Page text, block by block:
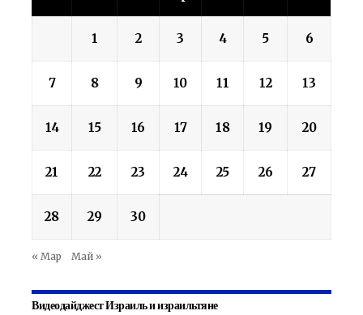
1 2 3 4 5 6
7 8 9 10 11 12 13
14 15 16 17 18 19 20
21 22 23 24 25 26 27
28 29 30
« Мар Май »
Видеодайджест Израиль и израильтяне